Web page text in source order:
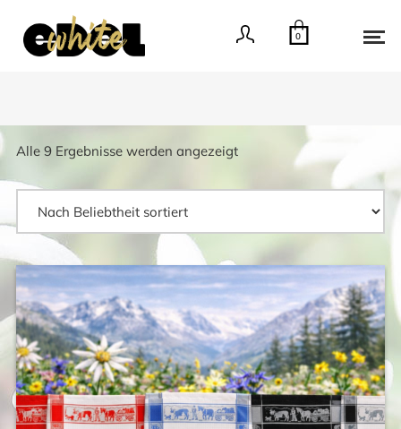
0
Alle 9 Ergebnisse werden angezeigtNach